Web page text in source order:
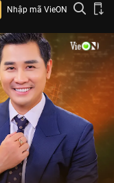
Nhập mã VieON